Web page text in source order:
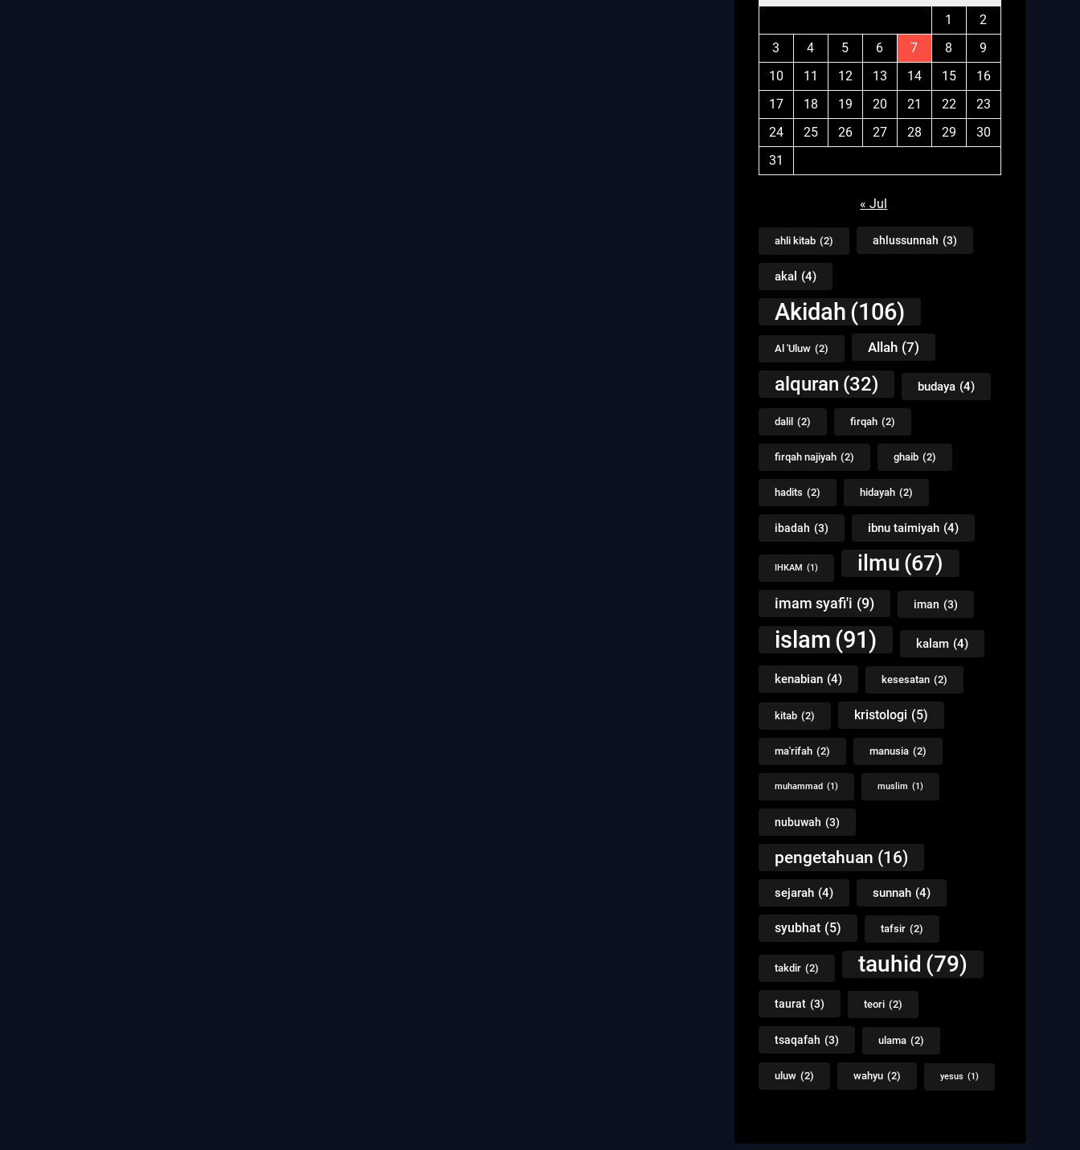
1
2
3
4 5 6 7 8
9
10
11 12 13 14 15
16
17
18 19 20 21 22
23
24
25 26 27 28 29
30
31
« Jul
ahli kitab (2) ahlussunnah (3)
akal (4)
Akidah (106)
Al 'Uluw (2) Allah (7)
alquran (32) budaya (4)
dalil (2) firqah (2)
firqah najiyah (2) ghaib (2)
hadits (2) hidayah (2)
ibadah (3) ibnu taimiyah (4)
IHKAM (1) ilmu (67)
imam syafi'i (9) iman (3)
islam (91) kalam (4)
kenabian (4) kesesatan (2)
kitab (2) kristologi (5)
ma'rifah (2) manusia (2)
muhammad (1) muslim (1)
nubuwah (3)
pengetahuan (16)
sejarah (4) sunnah (4)
syubhat (5) tafsir (2)
takdir (2) tauhid (79)
taurat (3) teori (2)
tsaqafah (3) ulama (2)
uluw (2) wahyu (2) yesus (1)